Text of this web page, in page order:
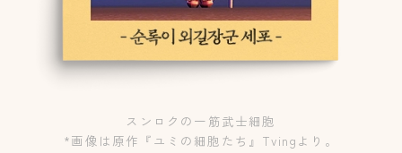
スンロクの一筋武士細胞
*画像は原作『ユミの細胞たち』Tvingより。